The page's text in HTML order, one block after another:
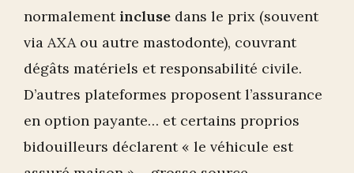
normalement incluse dans le prix (souvent
via AXA ou autre mastodonte), couvrant
dégâts matériels et responsabilité civile.
D’autres plateformes proposent l’assurance
en option payante… et certains proprios
bidouilleurs déclarent « le véhicule est